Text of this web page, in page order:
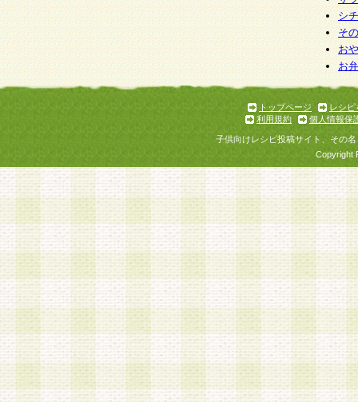
シ
そ
お
お
トップページ
レシピ
利用規約
個人情報保
子供向けレシピ投稿サイト、その
Copyright